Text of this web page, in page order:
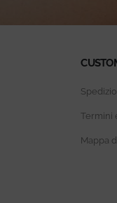
Termini
Mappa